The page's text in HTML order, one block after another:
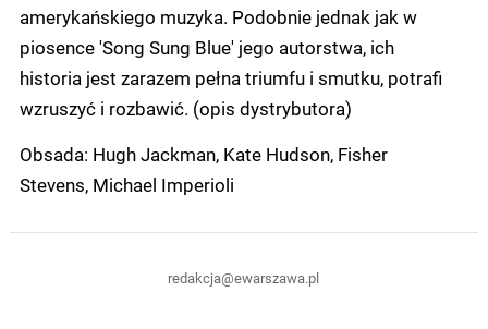
amerykańskiego muzyka. Podobnie jednak jak w
piosence 'Song Sung Blue' jego autorstwa, ich
historia jest zarazem pełna triumfu i smutku, potrafi
wzruszyć i rozbawić. (opis dystrybutora)
Obsada: Hugh Jackman, Kate Hudson, Fisher
Stevens, Michael Imperioli
redakcja@ewarszawa.pl